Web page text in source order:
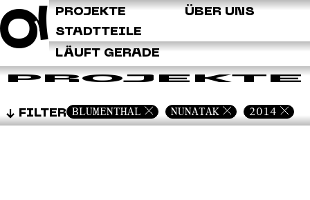
ÜBER UNS
PROJEKTE
STADTTEILE
LÄUFT GERADE
PROJEKTE
FILTER BLUMENTHAL NUNATAK 2014